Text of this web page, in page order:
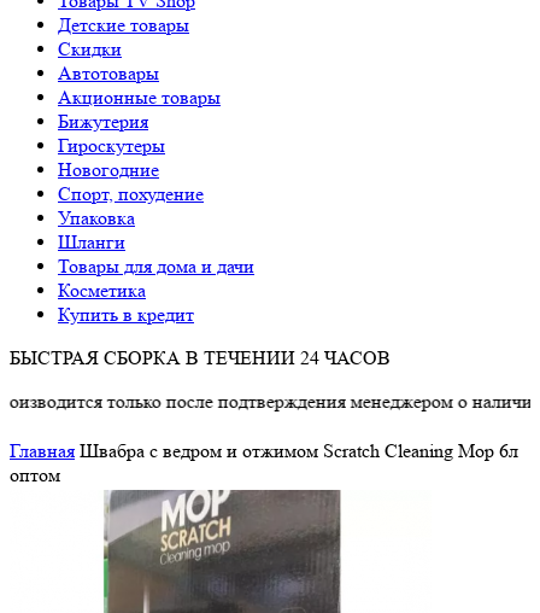
Детские товары
Cкидки
Автотовары
Акционные товары
Бижутерия
Гироскутеры
Новогодние
Спорт, похудение
Упаковка
Шланги
Товары для дома и дачи
Косметика
Купить в кредит
БЫСТРАЯ СБОРКА В ТЕЧЕНИИ 24 ЧАСОВ
только после подтверждения менеджером о наличии товара.
Главная Швабра с ведром и отжимом Scratch Cleaning Mop 6л
оптом